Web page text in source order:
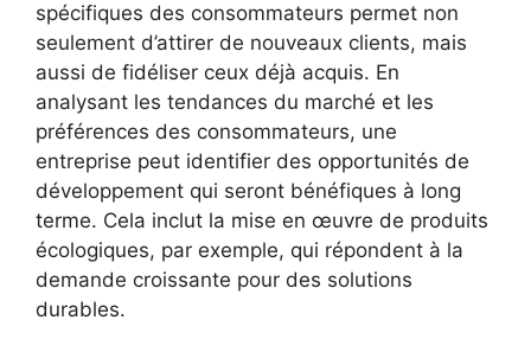
spécifiques des consommateurs permet non
seulement d’attirer de nouveaux clients, mais
aussi de fidéliser ceux déjà acquis. En
analysant les tendances du marché et les
préférences des consommateurs, une
entreprise peut identifier des opportunités de
développement qui seront bénéfiques à long
terme. Cela inclut la mise en œuvre de produits
écologiques, par exemple, qui répondent à la
demande croissante pour des solutions
durables.